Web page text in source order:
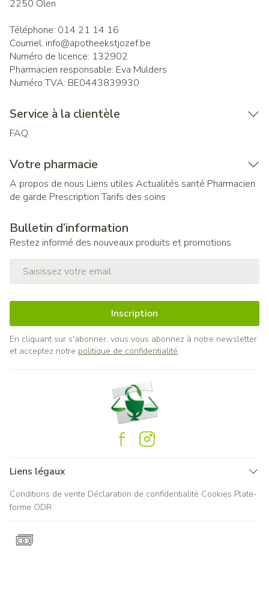
2250 Olen
Téléphone: 014 21 14 16
Courriel: info@apotheekstjozef.be
Numéro de licence: 132902
Pharmacien responsable: Eva Mulders
Numéro TVA: BE0443839930
Service à la clientèle
FAQ
Votre pharmacie
A propos de nous Liens utiles Actualités santé Pharmacien
de garde Prescription Tarifs des soins
Bulletin d’information
Restez informé des nouveaux produits et promotions
Inscription
En cliquant sur s'abonner, vous vous abonnez à notre newsletter
et acceptez notre politique de confidentialité.
Liens légaux
Conditions de vente Déclaration de confidentialité Cookies Plate-
forme ODR